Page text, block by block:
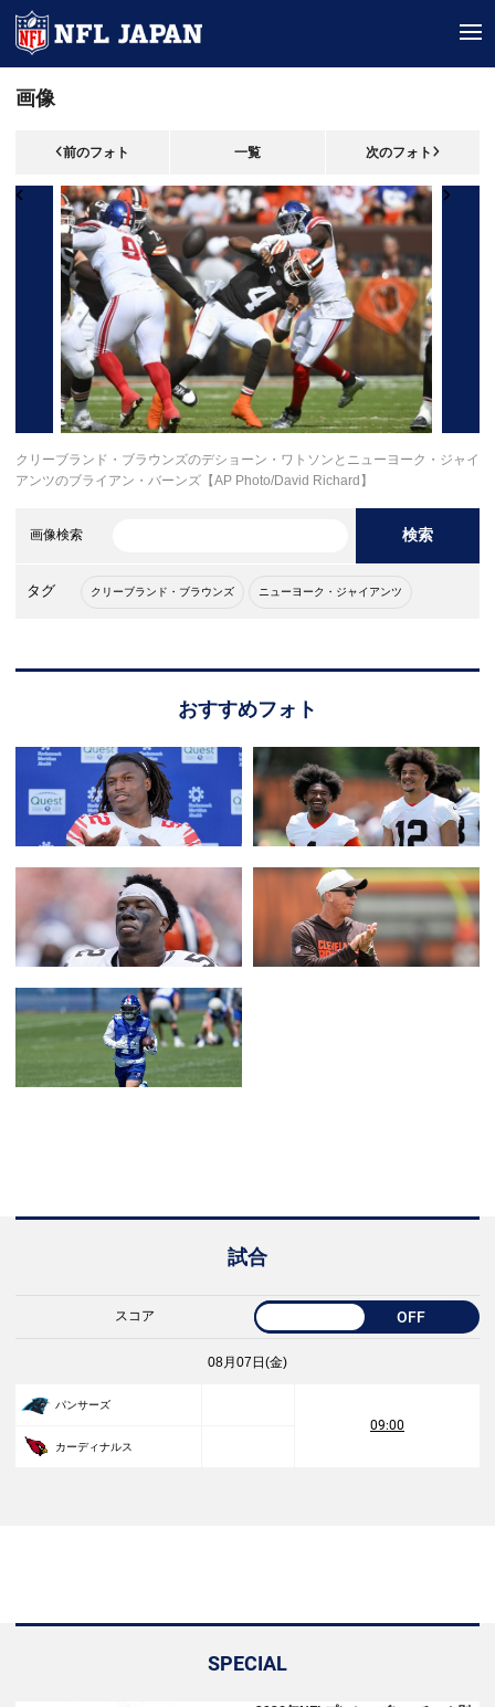
画像
前のフォト 一覧 次のフォト
クリーブランド・ブラウンズのデショーン・ワトソンとニューヨーク・ジャイ
アンツのブライアン・バーンズ【AP Photo/David Richard】
画像検索 検索
タグ クリーブランド・ブラウンズ ニューヨーク・ジャイアンツ
おすすめフォト
試合
スコア OFF
08月07日(金)
パンサーズ
09:00
カーディナルス
SPECIAL